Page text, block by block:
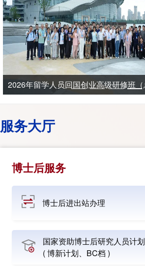
服务大厅
博士后服务
博士后进出站办理
国家资助博士后研究人员计划
( 博新计划、BC档 )